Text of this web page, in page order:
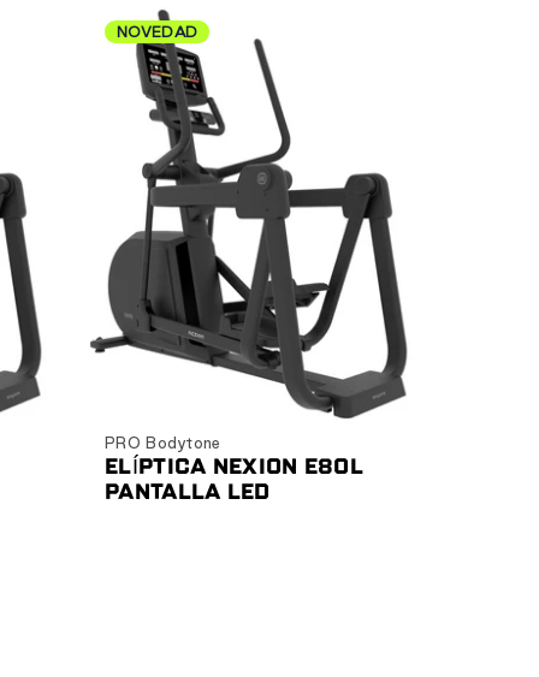
NOVEDAD
Ver producto
PRO Bodytone
ELÍPTICA NEXION E80L
PANTALLA LED